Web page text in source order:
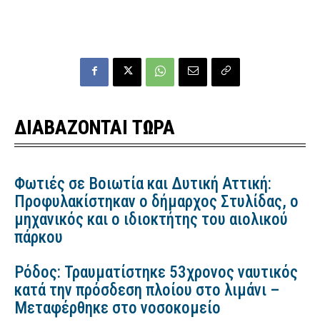
ΔΙΑΒΑΖΟΝΤΑΙ ΤΩΡΑ
Φωτιές σε Βοιωτία και Δυτική Αττική:
Προφυλακίστηκαν ο δήμαρχος Στυλίδας, ο
μηχανικός και ο ιδιοκτήτης του αιολικού
πάρκου
Ρόδος: Τραυματίστηκε 53χρονος ναυτικός
κατά την πρόσδεση πλοίου στο λιμάνι –
Μεταφέρθηκε στο νοσοκομείο